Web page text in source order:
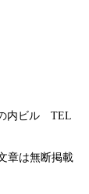
の内ビル TEL
章は無断掲載